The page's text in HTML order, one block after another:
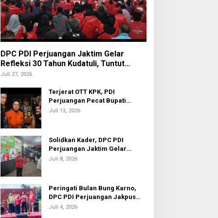
Advertorial
Ketua Komisi I Hadiri Sosialisasi
Adminduk
25, 2024
psicologia del gioco
comprendere le
dietro la fortuna
DPC PDI Perjuangan Jaktim Gelar
Refleksi 30 Tahun Kudatuli, Tuntut
Penuntasan Hukum Aktor Intelektual
Juli 27, 2026
Terjerat OTT KPK, PDI
Perjuangan Pecat Bupati
Sukoharjo Etik Suryani
Juli 13, 2026
Solidkan Kader, DPC PDI
Perjuangan Jaktim Gelar
Nobar Piala Dunia 2026
Juli 8, 2026
Peringati Bulan Bung Karno,
DPC PDI Perjuangan Jakpus
Gelar Turnamen Sepak Bola U-
Juli 4, 2026